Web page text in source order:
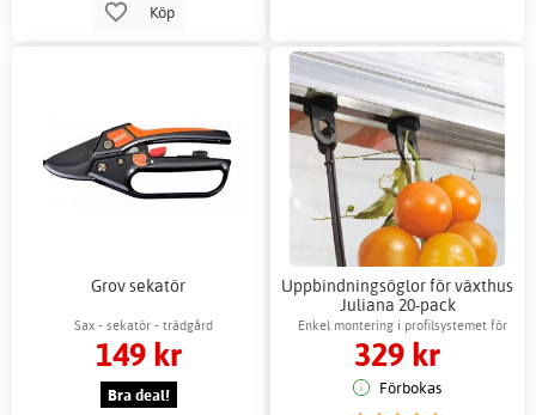
Köp
Grov sekatör
Sax - sekatör - trädgård
149 kr
Bra deal!
Uppbindningsöglor för växthus
Juliana 20-pack
växthustillbehör
Enkel montering i profilsystemet för
stabilitet
329 kr
Förbokas